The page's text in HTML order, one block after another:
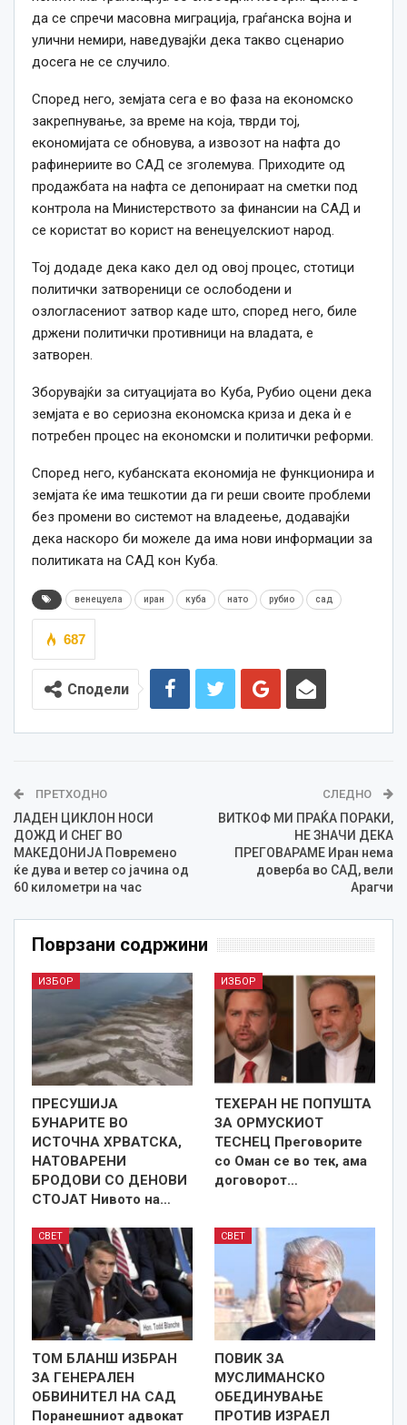
да се спречи масовна миграција, граѓанска војна и
улични немири, наведувајќи дека такво сценарио
досега не се случило.
Според него, земјата сега е во фаза на економско
закрепнување, за време на која, тврди тој,
економијата се обновува, а извозот на нафта до
рафинериите во САД се зголемува. Приходите од
продажбата на нафта се депонираат на сметки под
контрола на Министерството за финансии на САД и
се користат во корист на венецуелскиот народ.
Тој додаде дека како дел од овој процес, стотици
политички затвореници се ослободени и
озлогласениот затвор каде што, според него, биле
држени политички противници на владата, е
затворен.
Зборувајќи за ситуацијата во Куба, Рубио оцени дека
земјата е во сериозна економска криза и дека ѝ е
потребен процес на економски и политички реформи.
Според него, кубанската економија не функционира и
земјата ќе има тешкотии да ги реши своите проблеми
без промени во системот на владеење, додавајќи
дека наскоро би можеле да има нови информации за
политиката на САД кон Куба.
венецуела иран куба нато рубио сад
687
Сподели
ПРЕТХОДНО
ЛАДЕН ЦИКЛОН НОСИ
ДОЖД И СНЕГ ВО
МАКЕДОНИЈА Повремено
ќе дува и ветер со јачина од
60 километри на час
СЛЕДНО
ВИТКОФ МИ ПРАЌА ПОРАКИ,
НЕ ЗНАЧИ ДЕКА
ПРЕГОВАРАМЕ Иран нема
доверба во САД, вели
Арагчи
Поврзани содржини
ИЗБОР
ПРЕСУШИЈА
БУНАРИТЕ ВО
ИСТОЧНА ХРВАТСКА,
НАТОВАРЕНИ
БРОДОВИ СО ДЕНОВИ
СТОЈАТ Нивото на…
ИЗБОР
ТЕХЕРАН НЕ ПОПУШТА
ЗА ОРМУСКИОТ
ТЕСНЕЦ Преговорите
со Оман се во тек, ама
договорот…
СВЕТ
ТОМ БЛАНШ ИЗБРАН
ЗА ГЕНЕРАЛЕН
ОБВИНИТЕЛ НА САД
Поранешниот адвокат
СВЕТ
ПОВИК ЗА
МУСЛИМАНСКО
ОБЕДИНУВАЊЕ
ПРОТИВ ИЗРАЕЛ